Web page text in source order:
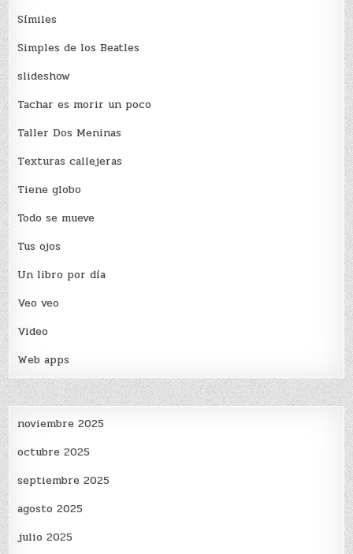
Sí­miles
Simples de los Beatles
slideshow
Tachar es morir un poco
Taller Dos Meninas
Texturas callejeras
Tiene globo
Todo se mueve
Tus ojos
Un libro por día
Veo veo
Video
Web apps
noviembre 2025
octubre 2025
septiembre 2025
agosto 2025
julio 2025